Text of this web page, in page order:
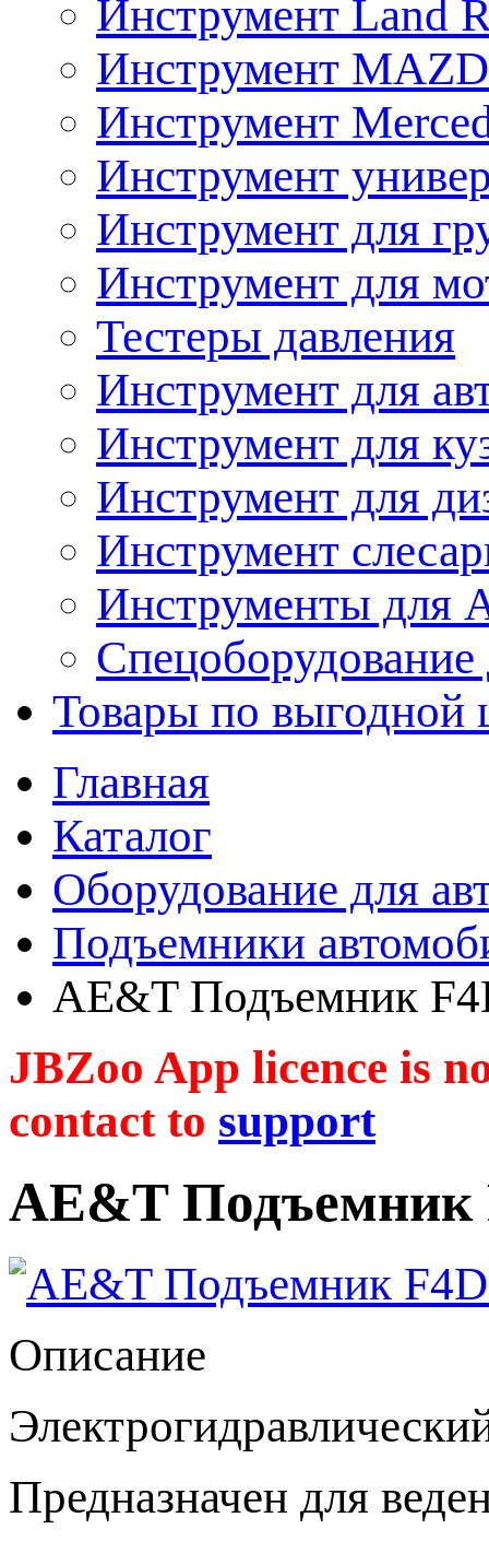
Инструмент Land
Инструмент
Инструмент
Инструмент
Инструмент для
Инструмент для
Тестеры давления
Инструмент для
Инструмент для
Инструмент для
Инструмент
Инструменты
Спецоборудование
Товары по выгодной
Главная
Каталог
Оборудование для
Подъемники
AE&T Подъемник
JBZoo App licence is
contact to support
AE&T Подъемник
Описание
Предназначен для